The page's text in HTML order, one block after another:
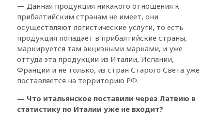
— Данная продукция никакого отношения к
прибалтийским странам не имеет, они
осуществляют логистические услуги, то есть
продукция попадает в прибалтийские страны,
маркируется там акцизными марками, и уже
оттуда эта продукции из Италии, Испании,
Франции и не только, из стран Старого Света уже
поставляется на территорию РФ.
— Что итальянское поставили через Латвию в
статистику по Италии уже не входит?